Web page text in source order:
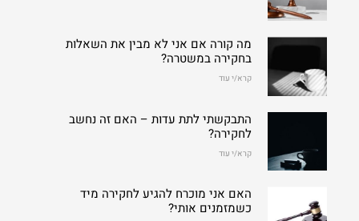
מה קורה אם אני לא מבין את השאלות
בחקירה במשטרה?
קרא/י עוד
התבקשתי לתת עדות – האם זה נחשב
לחקירה?
קרא/י עוד
האם אני מוכרח להגיע לחקירה מיד
כשמזמנים אותי?